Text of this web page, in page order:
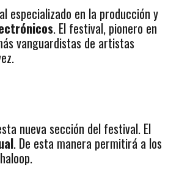
especializado en la producción y
. El festival, pionero en
vanguardistas de artistas
nueva sección del festival. El
. De esta manera permitirá a los